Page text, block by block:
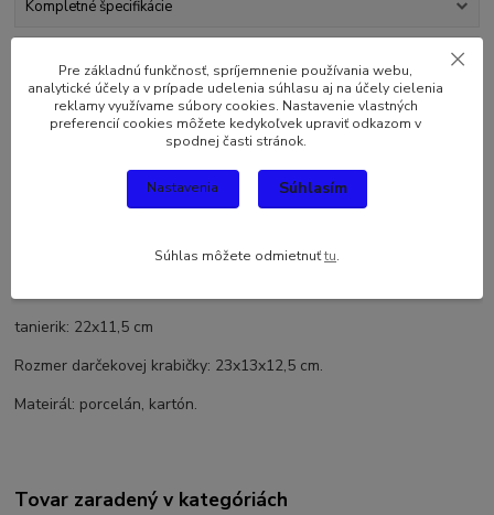
Kompletné špecifikácie
Kompletné špecifikácie
darčekovej krabičke takisto s motívom levandule.
koláčik s motívom levandule.
tanierik: 22x11,5 cm
Rozmer darčekovej krabičky: 23x13x12,5 cm.
Mateirál: porcelán, kartón.
Tovar zaradený v kategóriách
Pre základnú funkčnosť, spríjemnenie používania webu,
analytické účely a v prípade udelenia súhlasu aj na účely cielenia
reklamy využívame súbory cookies. Nastavenie vlastných
preferencií cookies môžete kedykoľvek upraviť odkazom v
spodnej časti stránok.
Nastavenia Súhlasím
Súhlas môžete odmietnuťtu.